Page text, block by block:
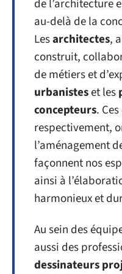
de l’architecture
au-delà de la
Lesarchitectes,
construit,
de métiers et
urbanisteset les
concepteurs.
respectivement,
l’aménagement
façonnent nos
ainsi à
harmonieux et
Au sein des
aussi des
dessinateurs